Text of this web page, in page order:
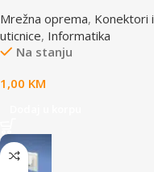
Mrežna oprema, Konektori i
uticnice, Informatika
Na stanju
1,00 KM